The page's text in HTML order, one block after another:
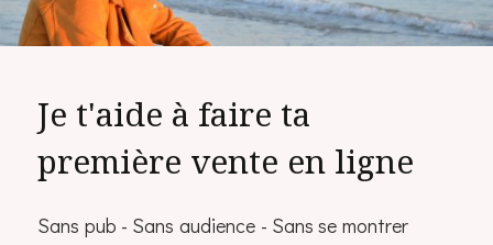
Je t'aide à faire ta
première vente en ligne
Sans pub - Sans audience - Sans se montrer